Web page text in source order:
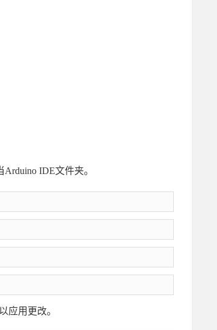
IDE文件夹。
应用更改。